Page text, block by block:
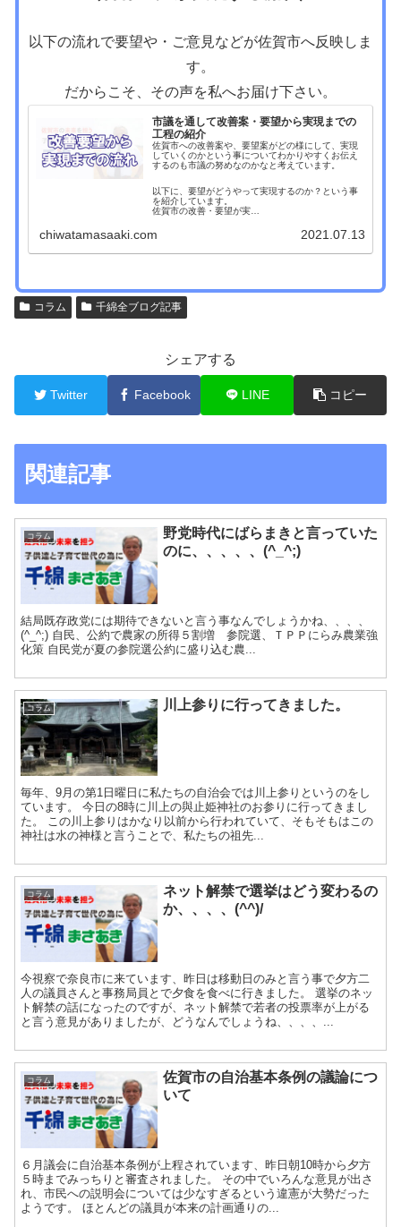
以下の流れで要望や・ご意見などが佐賀市へ反映しま
す。
だからこそ、その声を私へお届け下さい。
市議を通して改善案・要望から実現までの
工程の紹介
佐賀市への改善案や、要望案がどの様にして、実現
していくのかという事についてわかりやすくお伝え
するのも市議の努めなのかなと考えています。
以下に、要望がどうやって実現するのか？という事
を紹介しています。
佐賀市の改善・要望が実…
chiwatamasaaki.com 2021.07.13
コラム 千綿全ブログ記事
シェアする
Twitter Facebook LINE コピー
関連記事
コラム
野党時代にばらまきと言っていた
のに、、、、、(^_^;)
結局既存政党には期待できないと言う事なんでしょうかね、、、、
(^_^;) 自民、公約で農家の所得５割増 参院選、ＴＰＰにらみ農業強
化策 自民党が夏の参院選公約に盛り込む農...
コラム 川上参りに行ってきました。
毎年、9月の第1日曜日に私たちの自治会では川上参りというのをし
ています。 今日の8時に川上の與止姫神社のお参りに行ってきまし
た。 この川上参りはかなり以前から行われていて、そもそもはこの
神社は水の神様と言うことで、私たちの祖先...
コラム
ネット解禁で選挙はどう変わるの
か、、、、(^^)/
今視察で奈良市に来ています、昨日は移動日のみと言う事で夕方二
人の議員さんと事務局員とで夕食を食べに行きました。 選挙のネッ
ト解禁の話になったのですが、ネット解禁で若者の投票率が上がる
と言う意見がありましたが、どうなんでしょうね、、、、...
コラム
佐賀市の自治基本条例の議論につ
いて
６月議会に自治基本条例が上程されています、昨日朝10時から夕方
５時までみっちりと審査されました。 その中でいろんな意見が出さ
れ、市民への説明会については少なすぎるという違憲が大勢だった
ようです。 ほとんどの議員が本来の計画通りの...